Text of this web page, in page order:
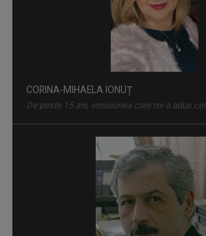
PLAY
Bilunar, duminică, ora 12.30 la TVR3 și luni, ...
CORINA-MIHAELA IONUȚ
De peste 15 ani, emisiunea care mi-a adus